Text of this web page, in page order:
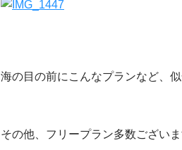
海の目の前にこんなプランなど、
その他、フリープラン多数ございま